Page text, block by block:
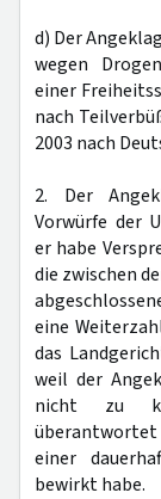
d) Der
wegen
einer
nach
2003 nach
2. Der
Vorwürfe der
er habe
die zwischen
eine
das
weil der
nicht zu
einer
bewirkt habe.